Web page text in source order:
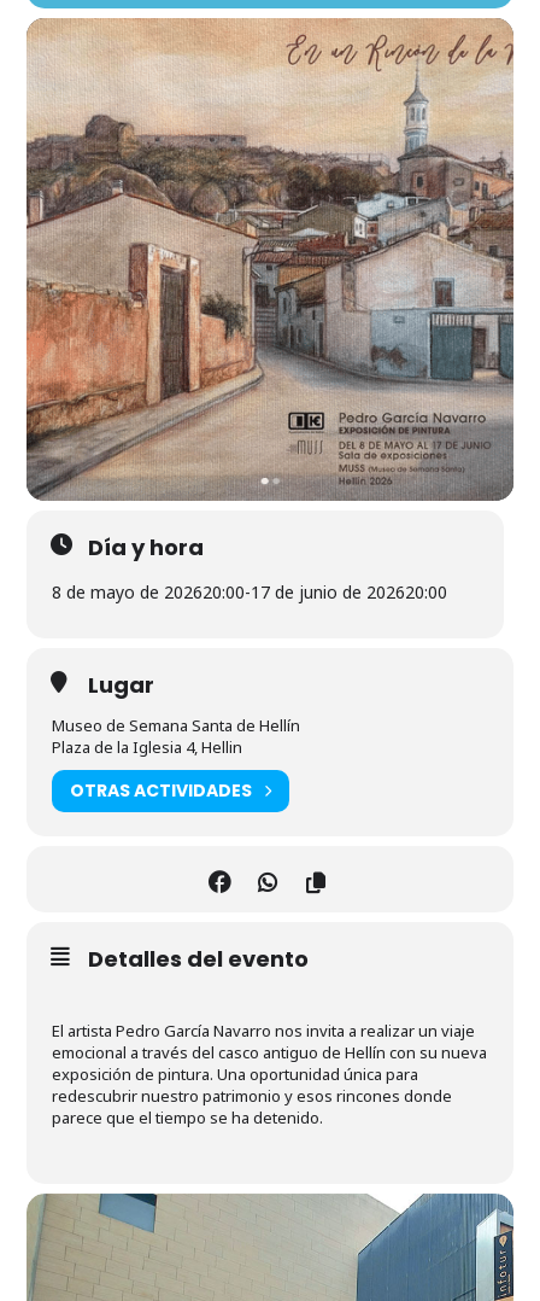
Día y hora
8 de mayo de 202620:00-17 de junio de 202620:00
Lugar
Museo de Semana Santa de Hellín
Plaza de la Iglesia 4, Hellin
OTRAS ACTIVIDADES
Detalles del evento
El artista Pedro García Navarro nos invita a realizar un viaje
emocional a través del casco antiguo de Hellín con su nueva
exposición de pintura. Una oportunidad única para
redescubrir nuestro patrimonio y esos rincones donde
parece que el tiempo se ha detenido.